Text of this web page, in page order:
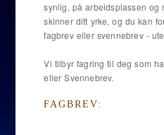
synlig, på arbeidsplassen og
skinner ditt yrke, og du kan
fagbrev eller svennebrev -
Vi tilbyr fagring til deg som
eller Svennebrev.
FAGBREV: